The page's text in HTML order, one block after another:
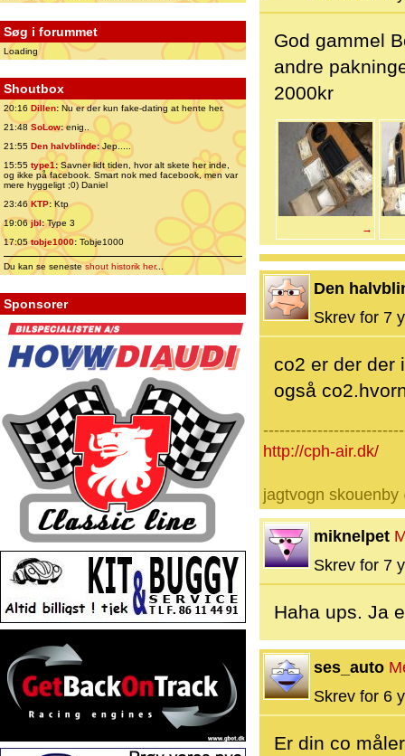
Søg i forummet
Loading
Shoutbox
20:16 Dillen: Nu er der kun fake-dating at hente her.
21:48 SoLow:enig..
21:55 Den halvblinde:Jep.....
15:55 type1:Savner lidt tiden, hvor alt skete her inde,
og ikke på facebook. Smart nok med facebook, men var
mere hyggeligt ;0) Daniel
23:46 KTP:Ktp
19:06jbl:Type 3
17:05tobje1000: Tobje1000
Du kan se senesteshout historik her...
Sponsorer
God gammel
andre
2000kr
→
Den
Skrev for 7
co2 er der der
også
http://cph-air.dk/
jagtvogn skouenby
miknelpet
Skrev for 7
Haha ups. Ja
ses_auto
Skrev for 6
Er din co